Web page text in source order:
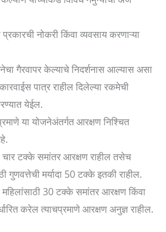
प्रकारची नोकरी किंवा व्यवसाय करणाऱ्या
गैरवापर केल्याचे निदर्शनास आल्यास असा
कारवाईस पात्र राहील दिलेल्या रकमेची
येईल.
या योजनेअंतर्गत आरक्षण निश्चित
चार टक्के समांतर आरक्षण राहील तसेच
गुणवत्तेची मर्यादा 50 टक्के इतकी राहील.
30 टक्के समांतर आरक्षण किंवा
करेल त्याचप्रमाणे आरक्षण अनुज्ञ राहील.